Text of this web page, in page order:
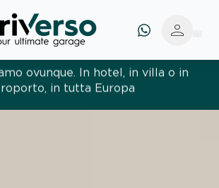
person
ovunque. In hotel, in villa o in
in tutta Europa
tutto su misura. Un servizio senza
costruito attorno a te